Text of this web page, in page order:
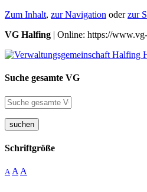
Zum Inhalt, zur Navigation oderzur
VG Halfing | Online: https://
Suche gesamte VG
suchen
Schriftgröße
A A A